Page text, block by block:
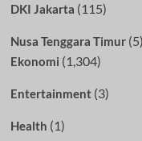
DKI Jakarta (115)
Nusa Tenggara Timur(5)
Ekonomi (1,304)
Entertainment(3)
Health (1)